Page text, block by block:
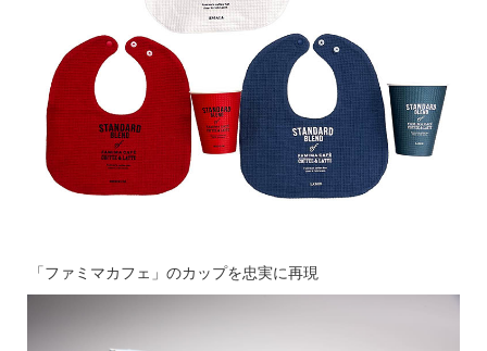
「ファミマカフェ」のカップを忠実に再現